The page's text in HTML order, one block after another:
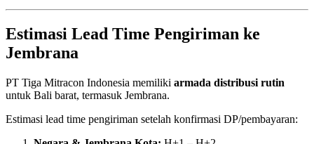
Estimasi Lead Time Pengiriman ke
Jembrana
PT Tiga Mitracon Indonesia memiliki armada distribusi rutin
untuk Bali barat, termasuk Jembrana.
Estimasi lead time pengiriman setelah konfirmasi DP/pembayaran: